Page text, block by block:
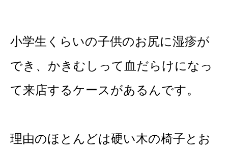
小学生くらいの子供のお尻に湿疹が
でき、かきむしって血だらけになっ
て来店するケースがあるんです。
理由のほとんどは硬い木の椅子とお